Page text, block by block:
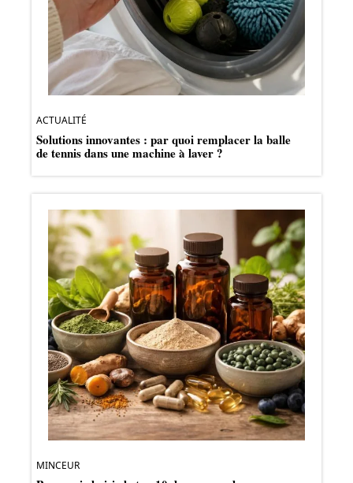
ACTUALITÉ
Solutions innovantes : par quoi remplacer la balle
de tennis dans une machine à laver ?
MINCEUR